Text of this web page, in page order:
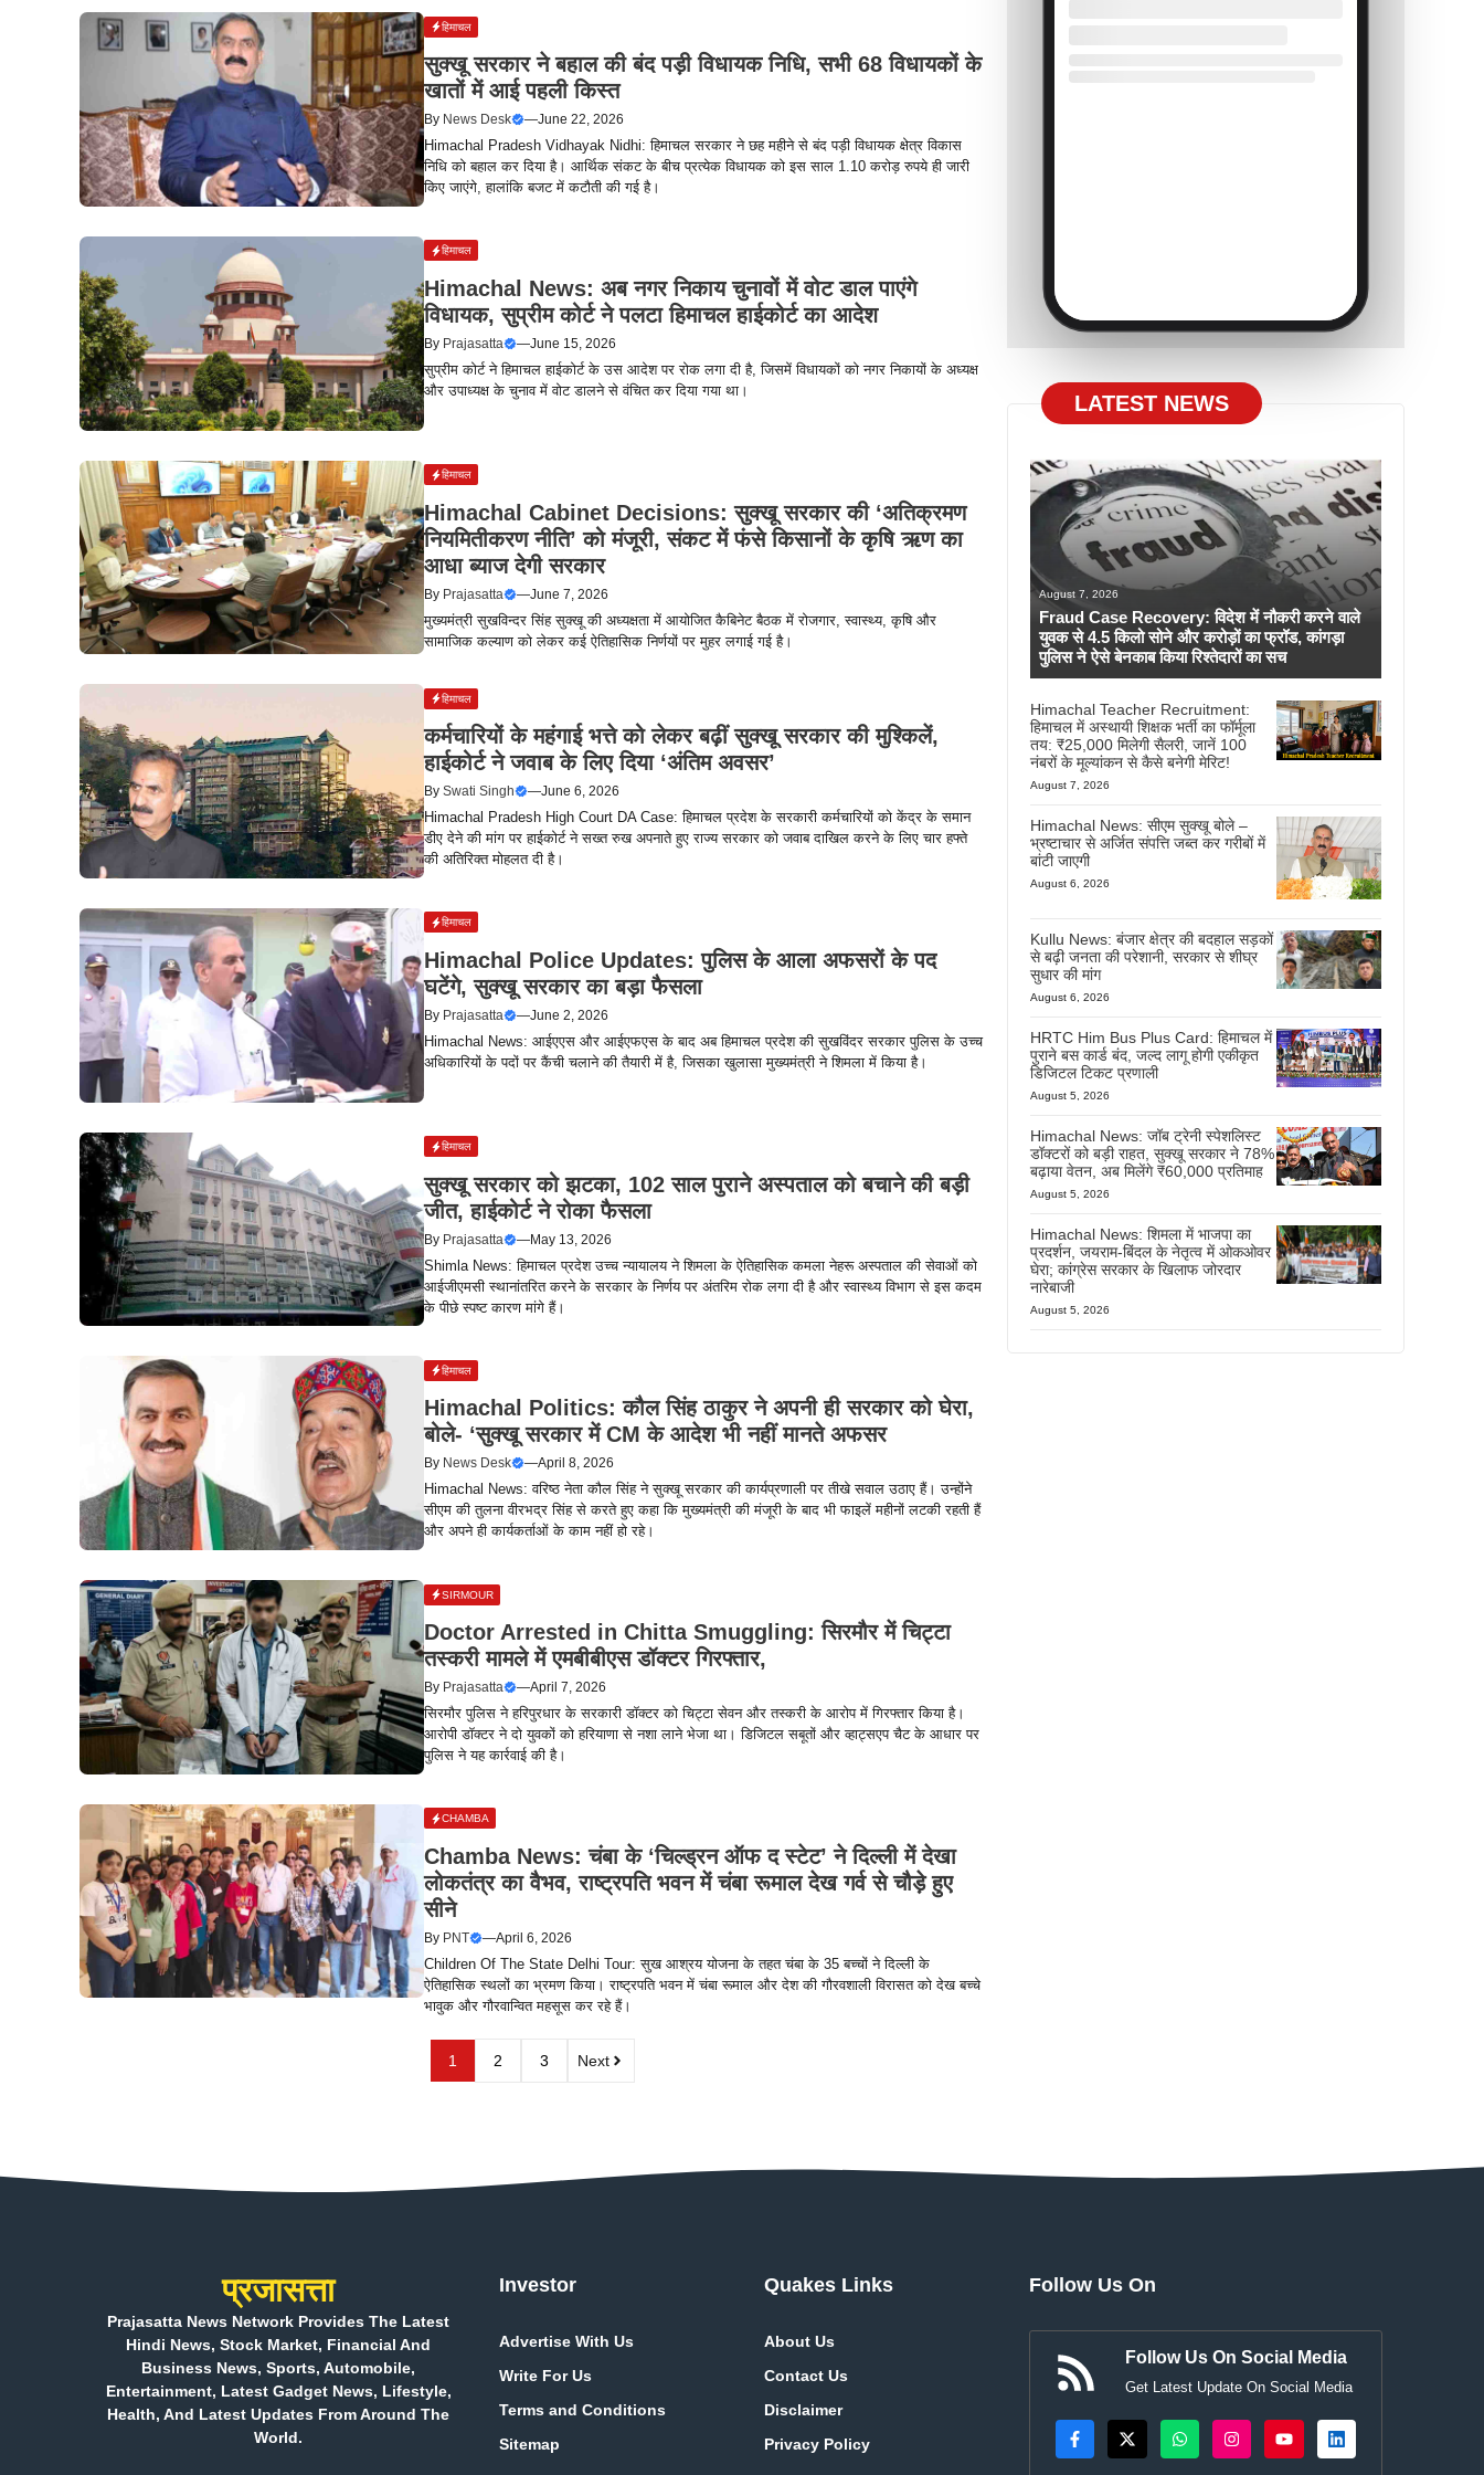
हिमाचल
सुक्खू सरकार ने बहाल की बंद पड़ी विधायक निधि, सभी 68 विधायकों के
खातों में आई पहली किस्त
By News Desk —June 22, 2026
Himachal Pradesh Vidhayak Nidhi: हिमाचल सरकार ने छह महीने से बंद पड़ी विधायक क्षेत्र विकास
निधि को बहाल कर दिया है। आर्थिक संकट के बीच प्रत्येक विधायक को इस साल 1.10 करोड़ रुपये ही जारी
किए जाएंगे, हालांकि बजट में कटौती की गई है।
हिमाचल
Himachal News: अब नगर निकाय चुनावों में वोट डाल पाएंगे
विधायक, सुप्रीम कोर्ट ने पलटा हिमाचल हाईकोर्ट का आदेश
By Prajasatta —June 15, 2026
सुप्रीम कोर्ट ने हिमाचल हाईकोर्ट के उस आदेश पर रोक लगा दी है, जिसमें विधायकों को नगर निकायों के अध्यक्ष
और उपाध्यक्ष के चुनाव में वोट डालने से वंचित कर दिया गया था।
हिमाचल
Himachal Cabinet Decisions: सुक्खू सरकार की ‘अतिक्रमण
नियमितीकरण नीति’ को मंजूरी, संकट में फंसे किसानों के कृषि ऋण का
आधा ब्याज देगी सरकार
By Prajasatta —June 7, 2026
मुख्यमंत्री सुखविन्दर सिंह सुक्खू की अध्यक्षता में आयोजित कैबिनेट बैठक में रोजगार, स्वास्थ्य, कृषि और
सामाजिक कल्याण को लेकर कई ऐतिहासिक निर्णयों पर मुहर लगाई गई है।
हिमाचल
कर्मचारियों के महंगाई भत्ते को लेकर बढ़ीं सुक्खू सरकार की मुश्किलें,
हाईकोर्ट ने जवाब के लिए दिया ‘अंतिम अवसर’
BySwati Singh —June 6, 2026
Himachal Pradesh High Court DA Case: हिमाचल प्रदेश के सरकारी कर्मचारियों को केंद्र के समान
डीए देने की मांग पर हाईकोर्ट ने सख्त रुख अपनाते हुए राज्य सरकार को जवाब दाखिल करने के लिए चार हफ्ते
की अतिरिक्त मोहलत दी है।
हिमाचल
Himachal Police Updates: पुलिस के आला अफसरों के पद
घटेंगे, सुक्खू सरकार का बड़ा फैसला
By Prajasatta —June 2, 2026
Himachal News: आईएएस और आईएफएस के बाद अब हिमाचल प्रदेश की सुखविंदर सरकार पुलिस के उच्च
अधिकारियों के पदों पर कैंची चलाने की तैयारी में है, जिसका खुलासा मुख्यमंत्री ने शिमला में किया है।
हिमाचल
सुक्खू सरकार को झटका, 102 साल पुराने अस्पताल को बचाने की बड़ी
जीत, हाईकोर्ट ने रोका फैसला
By Prajasatta —May 13, 2026
Shimla News: हिमाचल प्रदेश उच्च न्यायालय ने शिमला के ऐतिहासिक कमला नेहरू अस्पताल की सेवाओं को
आईजीएमसी स्थानांतरित करने के सरकार के निर्णय पर अंतरिम रोक लगा दी है और स्वास्थ्य विभाग से इस कदम
के पीछे स्पष्ट कारण मांगे हैं।
हिमाचल
Himachal Politics: कौल सिंह ठाकुर ने अपनी ही सरकार को घेरा,
बोले- ‘सुक्खू सरकार में CM के आदेश भी नहीं मानते अफसर
By News Desk —April 8, 2026
Himachal News: वरिष्ठ नेता कौल सिंह ने सुक्खू सरकार की कार्यप्रणाली पर तीखे सवाल उठाए हैं। उन्होंने
सीएम की तुलना वीरभद्र सिंह से करते हुए कहा कि मुख्यमंत्री की मंजूरी के बाद भी फाइलें महीनों लटकी रहती हैं
और अपने ही कार्यकर्ताओं के काम नहीं हो रहे।
SIRMOUR
Doctor Arrested in Chitta Smuggling: सिरमौर में चिट्टा
तस्करी मामले में एमबीबीएस डॉक्टर गिरफ्तार,
By Prajasatta —April 7, 2026
सिरमौर पुलिस ने हरिपुरधार के सरकारी डॉक्टर को चिट्टा सेवन और तस्करी के आरोप में गिरफ्तार किया है।
आरोपी डॉक्टर ने दो युवकों को हरियाणा से नशा लाने भेजा था। डिजिटल सबूतों और व्हाट्सएप चैट के आधार पर
पुलिस ने यह कार्रवाई की है।
CHAMBA
Chamba News: चंबा के ‘चिल्ड्रन ऑफ द स्टेट’ ने दिल्ली में देखा
लोकतंत्र का वैभव, राष्ट्रपति भवन में चंबा रूमाल देख गर्व से चौड़े हुए
सीने
By PNT —April 6, 2026
Children Of The State Delhi Tour: सुख आश्रय योजना के तहत चंबा के 35 बच्चों ने दिल्ली के
ऐतिहासिक स्थलों का भ्रमण किया। राष्ट्रपति भवन में चंबा रूमाल और देश की गौरवशाली विरासत को देख बच्चे
भावुक और गौरवान्वित महसूस कर रहे हैं।
1 2 3 Next
LATEST NEWS
August 7, 2026
Fraud Case Recovery: विदेश में नौकरी करने वाले
युवक से 4.5 किलो सोने और करोड़ों का फ्रॉड, कांगड़ा
पुलिस ने ऐसे बेनकाब किया रिश्तेदारों का सच
Himachal Teacher Recruitment:
हिमाचल में अस्थायी शिक्षक भर्ती का फॉर्मूला
तय: ₹25,000 मिलेगी सैलरी, जानें 100
नंबरों के मूल्यांकन से कैसे बनेगी मेरिट!
August 7, 2026
Himachal News: सीएम सुक्खू बोले –
भ्रष्टाचार से अर्जित संपत्ति जब्त कर गरीबों में
बांटी जाएगी
August 6, 2026
Kullu News: बंजार क्षेत्र की बदहाल सड़कों
से बढ़ी जनता की परेशानी, सरकार से शीघ्र
सुधार की मांग
August 6, 2026
HRTC Him Bus Plus Card: हिमाचल में
पुराने बस कार्ड बंद, जल्द लागू होगी एकीकृत
डिजिटल टिकट प्रणाली
August 5, 2026
Himachal News: जॉब ट्रेनी स्पेशलिस्ट
डॉक्टरों को बड़ी राहत, सुक्खू सरकार ने 78%
बढ़ाया वेतन, अब मिलेंगे ₹60,000 प्रतिमाह
August 5, 2026
Himachal News: शिमला में भाजपा का
प्रदर्शन, जयराम-बिंदल के नेतृत्व में ओकओवर
घेरा; कांग्रेस सरकार के खिलाफ जोरदार
नारेबाजी
August 5, 2026
प्रजासत्ता
Prajasatta News Network Provides The Latest
Hindi News, Stock Market, Financial And
Business News, Sports, Automobile,
Entertainment, Latest Gadget News, Lifestyle,
Health, And Latest Updates From Around The
World.
Investor
Advertise With Us
Write For Us
Terms and Conditions
Sitemap
Quakes Links
About Us
Contact Us
Disclaimer
Privacy Policy
Follow Us On
Follow Us On Social Media
Get Latest Update On Social Media